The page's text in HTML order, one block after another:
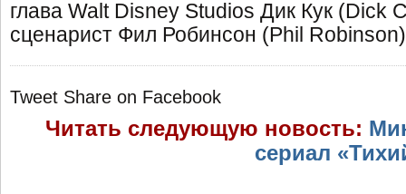
глава Walt Disney Studios Дик Кук (Dick
сценарист Фил Робинсон (Phil
Tweet Share on Facebook
Читать следующую новость:
сериал